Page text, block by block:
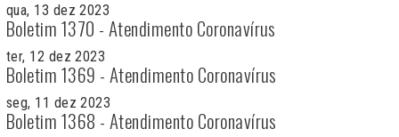
qua, 13 dez 2023
Boletim 1370 - Atendimento Coronavírus
ter, 12 dez 2023
Boletim 1369 - Atendimento Coronavírus
seg, 11 dez 2023
Boletim 1368 - Atendimento Coronavírus